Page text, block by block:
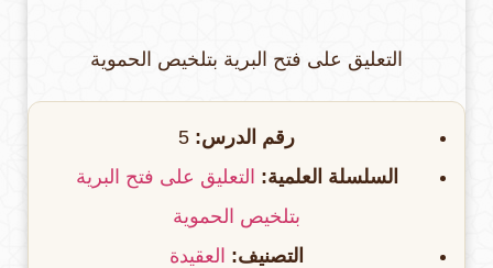
التعليق على فتح البرية بتلخيص الحموية
رقم الدرس: 5
السلسلة العلمية: التعليق على فتح البرية
بتلخيص الحموية
التصنيف: العقيدة